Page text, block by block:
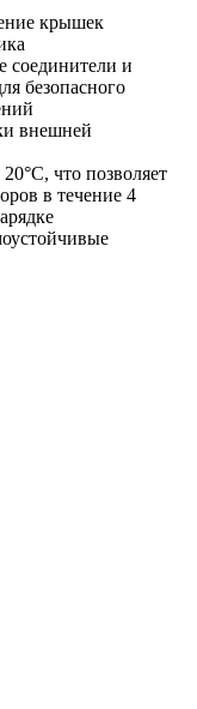
крышек
соединители и
безопасного
внешней
что позволяет
в течение 4